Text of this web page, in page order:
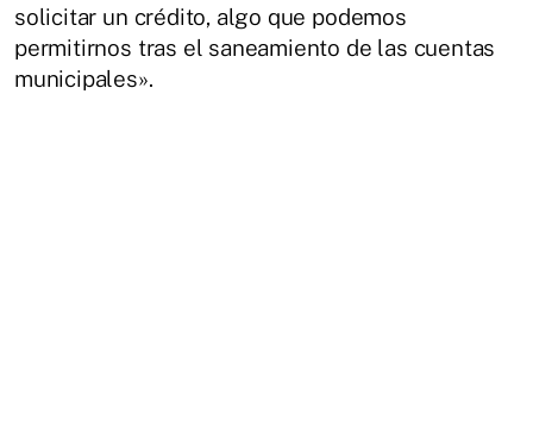
solicitar un crédito, algo que podemos
permitirnos tras el saneamiento de las cuentas
municipales».